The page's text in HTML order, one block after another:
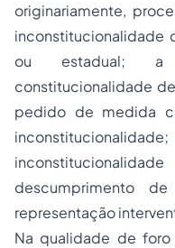
originariamente,
inconstitucionalidade
ou estadual;
constitucionalidade
pedido de medida
descumprimento
representação
Na qualidade de